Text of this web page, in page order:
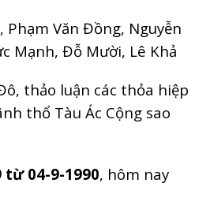
Phạm Văn Đồng, Nguyễn
Mạnh, Đỗ Mười, Lê Khả
thảo luận các thỏa hiệp
thổ Tàu Ác Cộng sao
từ 04-9-1990, hôm nay